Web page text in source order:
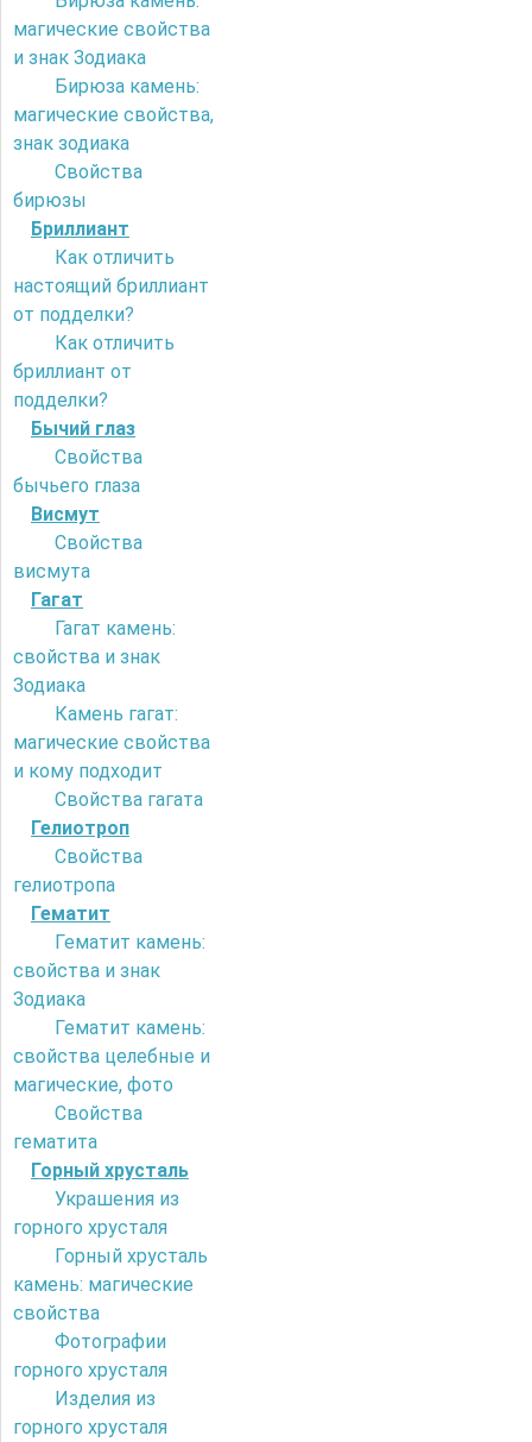
магические свойства
и знак Зодиака
Бирюза камень:
магические свойства,
знак зодиака
Свойства
бирюзы
Бриллиант
Как отличить
настоящий бриллиант
от подделки?
Как отличить
бриллиант от
подделки?
Бычий глаз
Свойства
бычьего глаза
Висмут
Свойства
висмута
Гагат
Гагат камень:
свойства и знак
Зодиака
Камень гагат:
магические свойства
и кому подходит
Свойства гагата
Гелиотроп
Свойства
гелиотропа
Гематит
Гематит камень:
свойства и знак
Зодиака
Гематит камень:
свойства целебные и
магические, фото
Свойства
гематита
Горный хрусталь
Украшения из
горного хрусталя
Горный хрусталь
камень: магические
свойства
Фотографии
горного хрусталя
Изделия из
горного хрусталя